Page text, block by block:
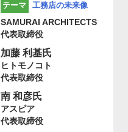
テーマ
工務店の未来像
SAMURAI ARCHITECTS
代表取締役
加藤 利基氏
ヒトモノコト
代表取締役
南 和彦氏
アスピア
代表取締役